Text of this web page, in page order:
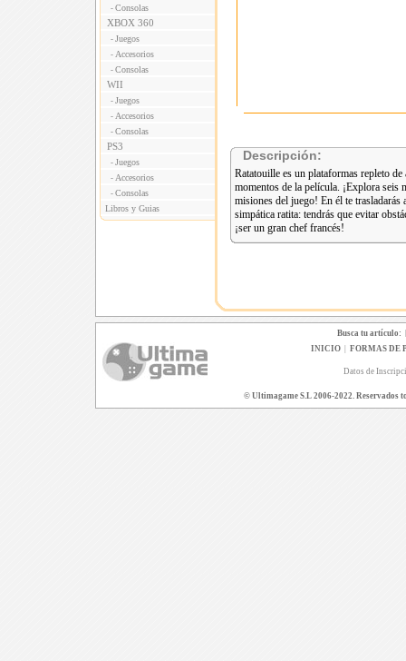
- Consolas
XBOX 360
- Juegos
- Accesorios
- Consolas
WII
- Juegos
- Accesorios
- Consolas
PS3
- Juegos
- Accesorios
- Consolas
Libros y Guias
Descripción:
Ratatouille es un plataformas repleto
momentos de la película. ¡Explora seis
misiones del juego! En él te trasladarás
simpática ratita: tendrás que evitar
¡ser un gran chef francés!
Busca tu artículo:
INICIO| FORMAS DE
Datos de
© Ultimagame S.L 2006-2022. Reservados